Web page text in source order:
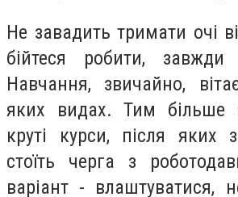
Не завадить тримати очі
бійтеся робити,
Навчання, звичайно,
яких видах. Тим більше
круті курси, після яких
стоїть черга з
варіант - влаштуватися,